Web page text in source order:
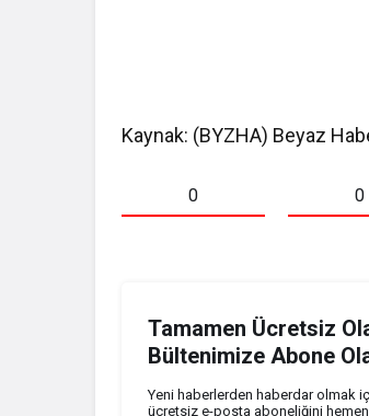
Kaynak: (BYZHA) Beyaz
0 0
Tamamen Ücretsiz
Bültenimize Abone
Yeni haberlerden haberdar olmak
ücretsiz e-posta aboneliğini